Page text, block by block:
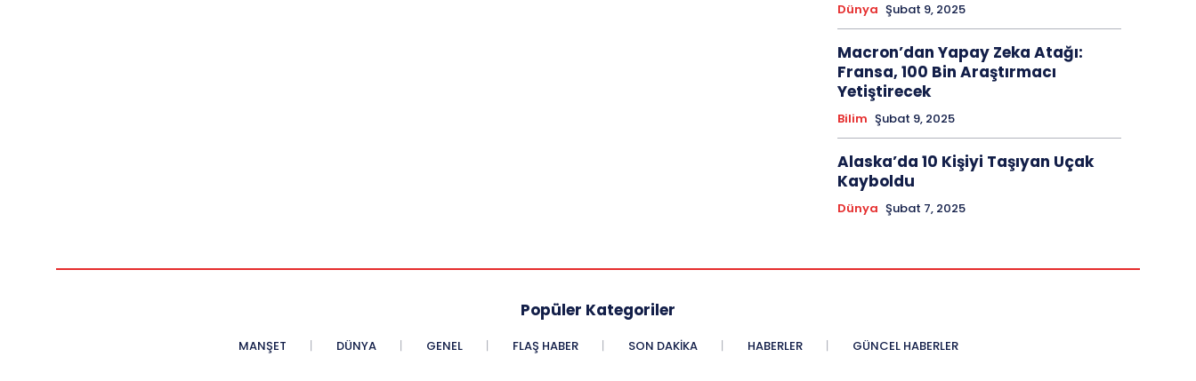
Dünya Şubat 9, 2025
Macron’dan Yapay Zeka Atağı:
Fransa, 100 Bin Araştırmacı
Yetiştirecek
Bilim Şubat 9, 2025
Alaska’da 10 Kişiyi Taşıyan Uçak
Kayboldu
Dünya Şubat 7, 2025
Popüler Kategoriler
MANŞET DÜNYA GENEL FLAŞ HABER SON DAKIKA HABERLER GÜNCEL HABERLER